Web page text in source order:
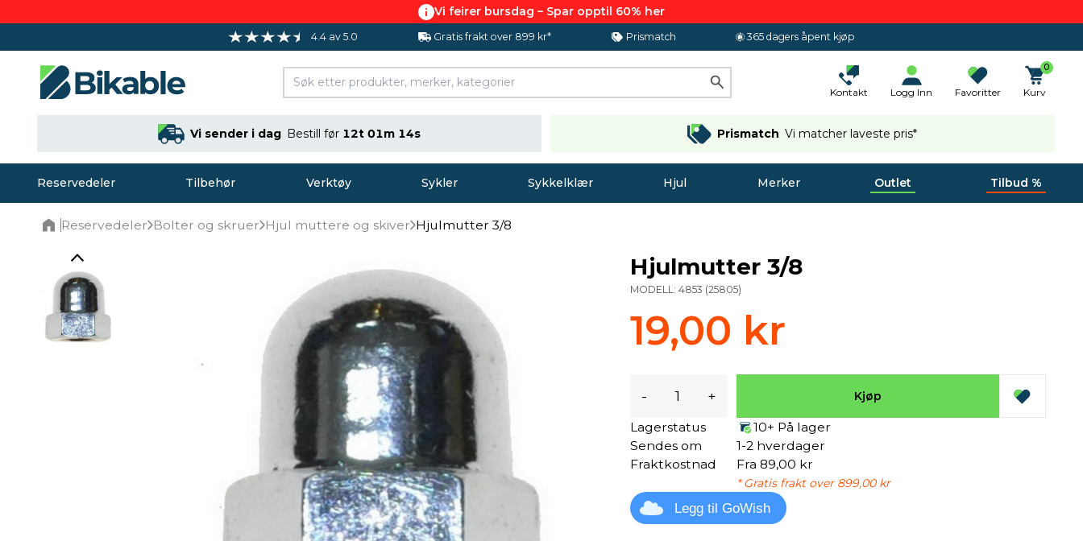
Vi feirer bursdag – Spar opptil 60% her
4.4 av 5.0 Gratis frakt over 899 kr* Prismatch 365 dagers åpent kjøp
Kontakt Logg Inn Favoritter
0
Kurv
Vi sender i dag Bestill før 12t 01m 13s Prismatch Vi matcher laveste pris*
Reservedeler Tilbehør Verktøy Sykler Sykkelklær Hjul Merker Outlet Tilbud %
Reservedeler Bolter og skruer Hjul muttere og skiver Hjulmutter 3/8
Hjulmutter 3/8
MODELL:4853 (25805)
19,00 kr
- + Kjøp
Lagerstatus
10+ På lager
Sendes om
1-2 hverdager
Fraktkostnad
Fra 89,00 kr
* Gratis frakt over 899,00 kr
Legg til GoWish